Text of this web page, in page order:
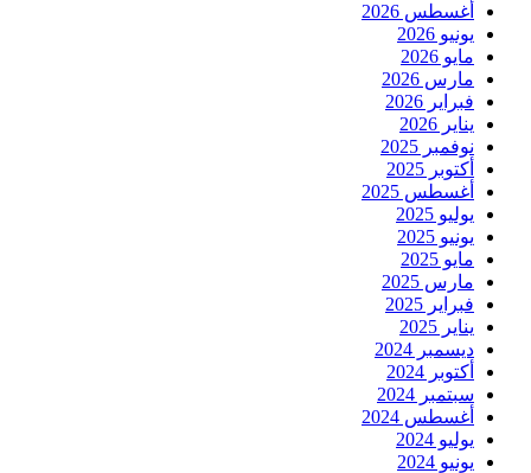
أغسطس 2026
يونيو 2026
مايو 2026
مارس 2026
فبراير 2026
يناير 2026
نوفمبر 2025
أكتوبر 2025
أغسطس 2025
يوليو 2025
يونيو 2025
مايو 2025
مارس 2025
فبراير 2025
يناير 2025
ديسمبر 2024
أكتوبر 2024
سبتمبر 2024
أغسطس 2024
يوليو 2024
يونيو 2024